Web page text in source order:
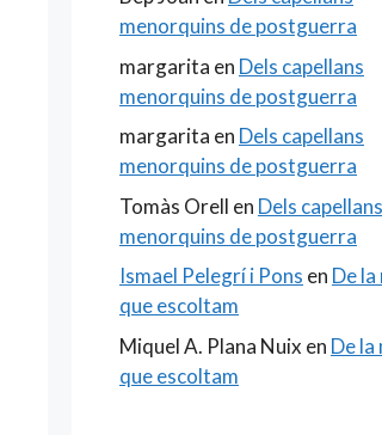
menorquins de postguerra
margarita en Dels capellans
menorquins de postguerra
margarita en Dels capellans
menorquins de postguerra
Tomàs Orell en Dels capellans
menorquins de postguerra
Ismael Pelegrí i Pons en De la
que escoltam
Miquel A. Plana Nuix en De la
que escoltam